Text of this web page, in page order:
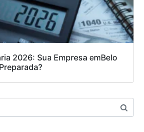
2026: Sua Empresa emBelo